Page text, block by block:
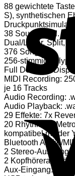
Menge
88 gewichtete
S), synthetischen
38 Sounds inkl.
Dual/Layer, Split,
376 Songs
256-stimmig
Full Dot LCD-
MIDI Recording:
je 16 Tracks
Audio Recording:
Audio Playback:
29 Effekte: 7x
20 Rhythmen,
kompatibel mit der
Bluetooth Audio/MIDI
2 Stereo-
2
Aux-Eingang: 3,5